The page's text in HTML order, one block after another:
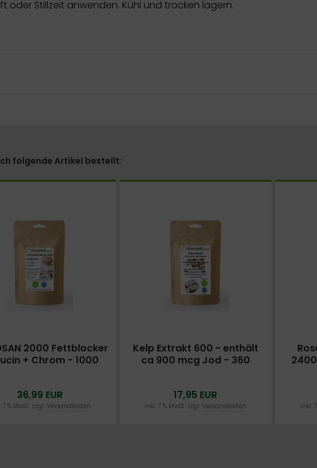
Stillzeit anwenden. Kühl und trocken lagern.
folgende Artikel bestellt:
2000 Fettblocker
+ Chrom - 1000
36,99 EUR
% MwSt. zzgl. Versandkosten
Kelp Extrakt 600 - enthält
ca 900 mcg Jod - 360
17,95 EUR
inkl. 7 % MwSt. zzgl.Versandkosten
IN
inkl.